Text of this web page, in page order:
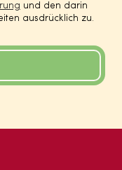
und den darin
ausdrücklich zu.